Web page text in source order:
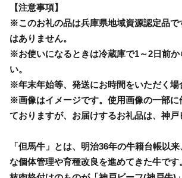
【注意事項】
※このお礼の品は兵庫県地域資源認定品で
はありません。
※お使いになるときは冷蔵庫で1～2日前か
い。
※年末年始等、発送にお時間をいただく場
※画像はイメージです。使用画像の一部に
ておりますが、お届けするお礼品は、神戸
「但馬牛」とは、明治36年の牛籍台帳以
な個体管理や育種改良を進めてきた牛で